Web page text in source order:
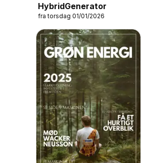
HybridGenerator
fra torsdag 01/01/2026